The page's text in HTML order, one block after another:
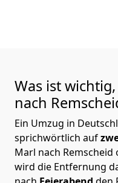
Was ist
nach
Ein Umzug in
sprichwörtlich auf
Marl nach Remscheid
wird die Entfernung